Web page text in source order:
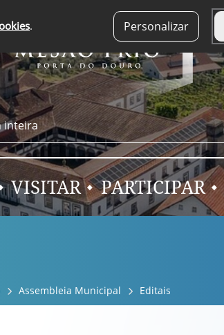
. Personalizar
VISITAR PARTICIPAR
Assembleia Municipal Editais